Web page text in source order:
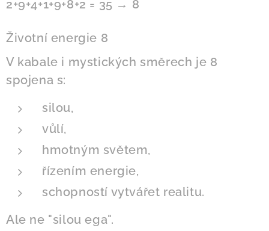
2+9+4+1+9+8+2 = 35 → 8
Životní energie 8
V kabale i mystických směrech je 8
spojena s:
silou,
vůlí,
hmotným světem,
řízením energie,
schopností vytvářet realitu.
Ale ne "silou ega".